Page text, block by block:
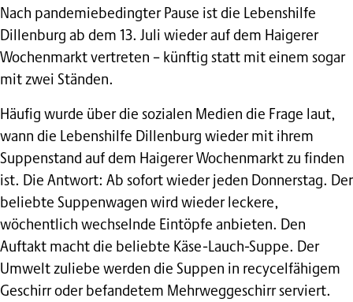
Nach pandemiebedingter Pause ist die Lebenshilfe
Dillenburg ab dem 13. Juli wieder auf dem Haigerer
Wochenmarkt vertreten – künftig statt mit einem sogar
mit zwei Ständen.
Häufig wurde über die sozialen Medien die Frage laut,
wann die Lebenshilfe Dillenburg wieder mit ihrem
Suppenstand auf dem Haigerer Wochenmarkt zu finden
ist. Die Antwort: Ab sofort wieder jeden Donnerstag. Der
beliebte Suppenwagen wird wieder leckere,
wöchentlich wechselnde Eintöpfe anbieten. Den
Auftakt macht die beliebte Käse-Lauch-Suppe. Der
Umwelt zuliebe werden die Suppen in recycelfähigem
Geschirr oder befandetem Mehrweggeschirr serviert.